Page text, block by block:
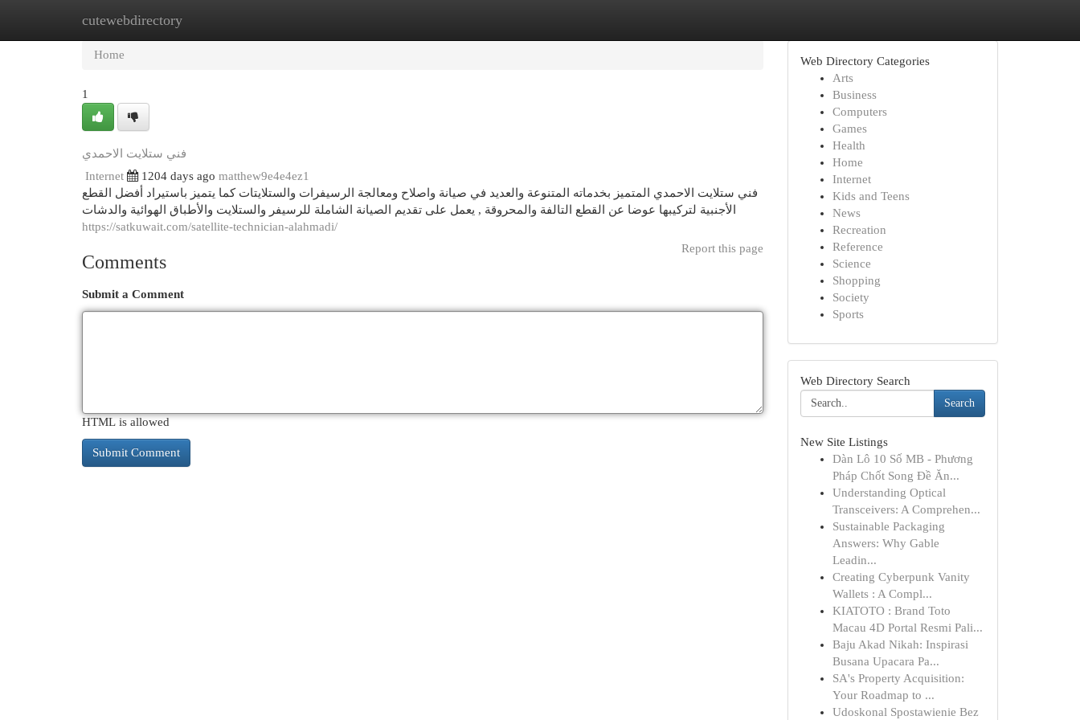
cutewebdirectory
Home New Site Listings
Home
1
فني ستلايت الاحمدي
Internet
1204 days ago matthew9e4e4ez1
فني ستلايت الاحمدي المتميز بخدماته المتنوعة والعديد في صيانة واصلاح ومعالجة الرسيفرات والستلايتات كما يتميز باستيراد أفضل القطع
الأجنبية لتركيبها عوضا عن القطع التالفة والمحروقة , يعمل على تقديم الصيانة الشاملة للرسيفر والستلايت والأطباق الهوائية والدشات
https://satkuwait.com/satellite-technician-alahmadi/
Report this page
Comments
Submit a Comment
HTML is allowed
Web Directory Categories
Arts
Business
Computers
Games
Health
Home
Internet
Kids and Teens
News
Recreation
Reference
Science
Shopping
Society
Sports
Web Directory Search
Search
New Site Listings
Dàn Lô 10 Số MB - Phương
Pháp Chốt Song Đề Ăn...
Understanding Optical
Transceivers: A Comprehen...
Sustainable Packaging
Answers: Why Gable
Leadin...
Creating Cyberpunk Vanity
Wallets : A Compl...
KIATOTO : Brand Toto
Macau 4D Portal Resmi Pali...
Baju Akad Nikah: Inspirasi
Busana Upacara Pa...
SA's Property Acquisition:
Your Roadmap to ...
Udoskonal Spostawienie Bez